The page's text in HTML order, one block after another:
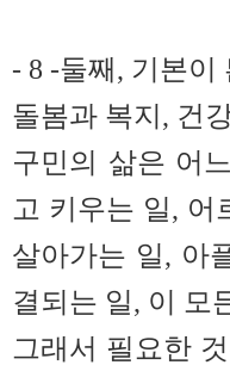
- 8 -둘째, 기본
돌봄과 복지, 건
구민의 삶은 어
고 키우는 일, 어
살아가는 일, 아
결되는 일, 이 모
그래서 필요한